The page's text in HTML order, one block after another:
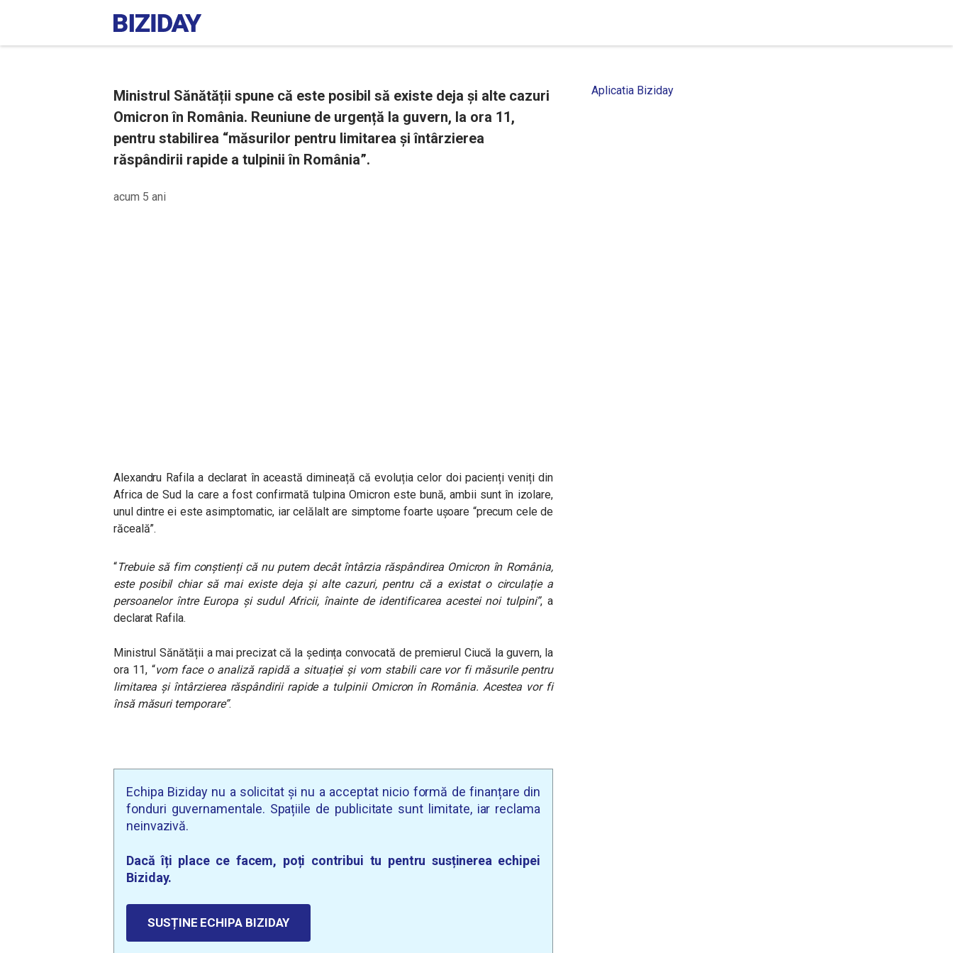
Ministrul Sănătății spune că este posibil să existe deja și alte cazuri
Omicron în România. Reuniune de urgență la guvern, la ora 11,
pentru stabilirea “măsurilor pentru limitarea și întârzierea
răspândirii rapide a tulpinii în România”.
acum 5 ani
Alexandru Rafila a declarat în această dimineață că evoluția celor doi pacienți veniți din
Africa de Sud la care a fost confirmată tulpina Omicron este bună, ambii sunt în izolare,
unul dintre ei este asimptomatic, iar celălalt are simptome foarte ușoare “precum cele de
răceală”.
“Trebuie să fim conștienți că nu putem decât întârzia răspândirea Omicron în România,
este posibil chiar să mai existe deja și alte cazuri, pentru că a existat o circulație a
persoanelor între Europa și sudul Africii, înainte de identificarea acestei noi tulpini”, a
declarat Rafila.
Ministrul Sănătății a mai precizat că la ședința convocată de premierul Ciucă la guvern, la
ora 11, “vom face o analiză rapidă a situației și vom stabili care vor fi măsurile pentru
limitarea și întârzierea răspândirii rapide a tulpinii Omicron în România. Acestea vor fi
însă măsuri temporare”.
Echipa Biziday nu a solicitat și nu a acceptat nicio formă de finanțare din
fonduri guvernamentale. Spațiile de publicitate sunt limitate, iar reclama
neinvazivă.
Dacă îți place ce facem, poți contribui tu pentru susținerea echipei
Biziday.
SUSȚINE ECHIPA BIZIDAY
Aplicatia Biziday